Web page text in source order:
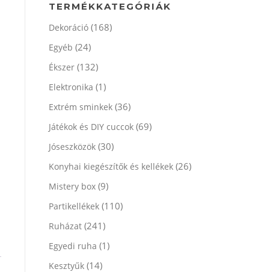
TERMÉKKATEGÓRIÁK
Dekoráció (168)
Egyéb (24)
Ékszer (132)
Elektronika (1)
Extrém sminkek (36)
Játékok és DIY cuccok (69)
Jóseszközök (30)
Konyhai kiegészítők és kellékek (26)
Mistery box (9)
Partikellékek (110)
Ruházat (241)
Egyedi ruha (1)
Kesztyűk (14)